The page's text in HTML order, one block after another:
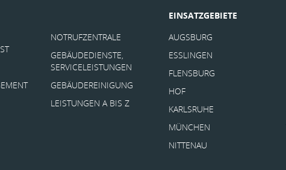
NOTRUFZENTRALE
GEBÄUDEDIENSTE,
SERVICELEISTUNGEN
GEBÄUDEREINIGUNG
LEISTUNGEN A BIS Z
EINSATZGEBIETE
AUGSBURG
ESSLINGEN
FLENSBURG
HOF
KARLSRUHE
MÜNCHEN
NITTENAU